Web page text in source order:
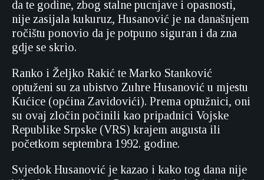
da te godine, zbog stalne pucnjave i opasnosti,
nije zasijala kukuruz, Husanović je na današnjem
ročištu ponovio da je potpuno siguran i da zna
gdje se skrio.
Ranko i Željko Rakić te Marko Stanković
optuženi su za ubistvo Zuhre Husanović u mjestu
Kućice (općina Zavidovići). Prema optužnici, oni
su ovaj zločin počinili kao pripadnici Vojske
Republike Srpske (VRS) krajem augusta ili
početkom septembra 1992. godine.
Svjedok Husanović je kazao i kako tog dana nije